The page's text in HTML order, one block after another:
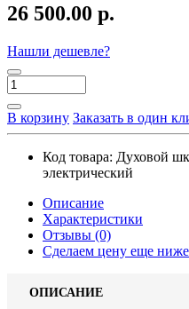
26 500.00 р.
Нашли дешевле?
В корзину Заказать в один
Код товара: Духовой
электрический
Описание
Характеристики
Отзывы (0)
Сделаем цену еще ниже
ОПИСАНИЕ